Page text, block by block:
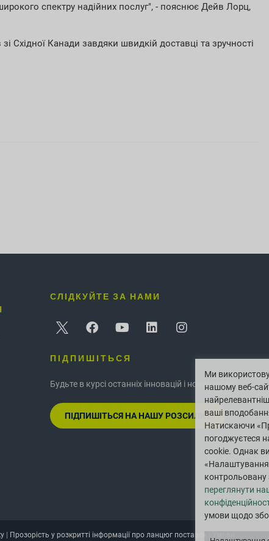
спектру надійних послуг", - пояснює Дейв Лорц,
Східної Канади завдяки швидкій доставці та зручності
СЛІДКУЙТЕ ЗА НАМИ
ПІДПИШІТЬСЯ
Будьте в курсі останніх інновацій і новин у Greif.
ПІДПИШІТЬСЯ НА НАШУ РОЗСИЛКУ
| Прозорість у розкритті інформації про ланцюг поставок
Ми
нашому веб-
ваші
Натискаючи
погоджуєтеся
cookie. Однак
переглянути
умови щодо